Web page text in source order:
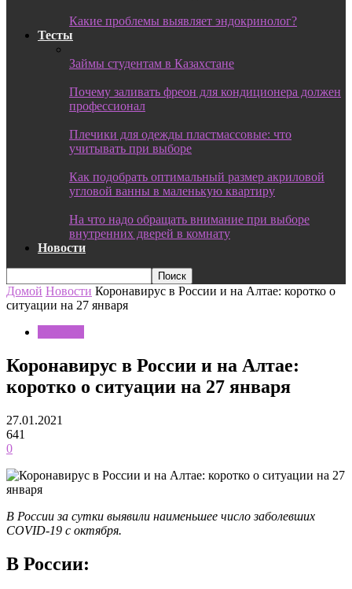
Какие проблемы выявляет эндокринолог?
Тесты
Займы студентам в Казахстане
Почему заливать фреон для кондиционера должен
профессионал
Плечики для одежды пластмассовые: что
учитывать при выборе
Как подобрать оптимальный размер акриловой
угловой ванны в маленькую квартиру
На что надо обращать внимание при выборе
внутренних дверей в комнату
Новости
Домой Новости Коронавирус в России и на Алтае: коротко о
ситуации на 27 января
Коронавирус в России и на Алтае:
коротко о ситуации на 27 января
27.01.2021
641
0
В России за сутки выявили наименьшее число заболевших
COVID-19 с октября.
В России: